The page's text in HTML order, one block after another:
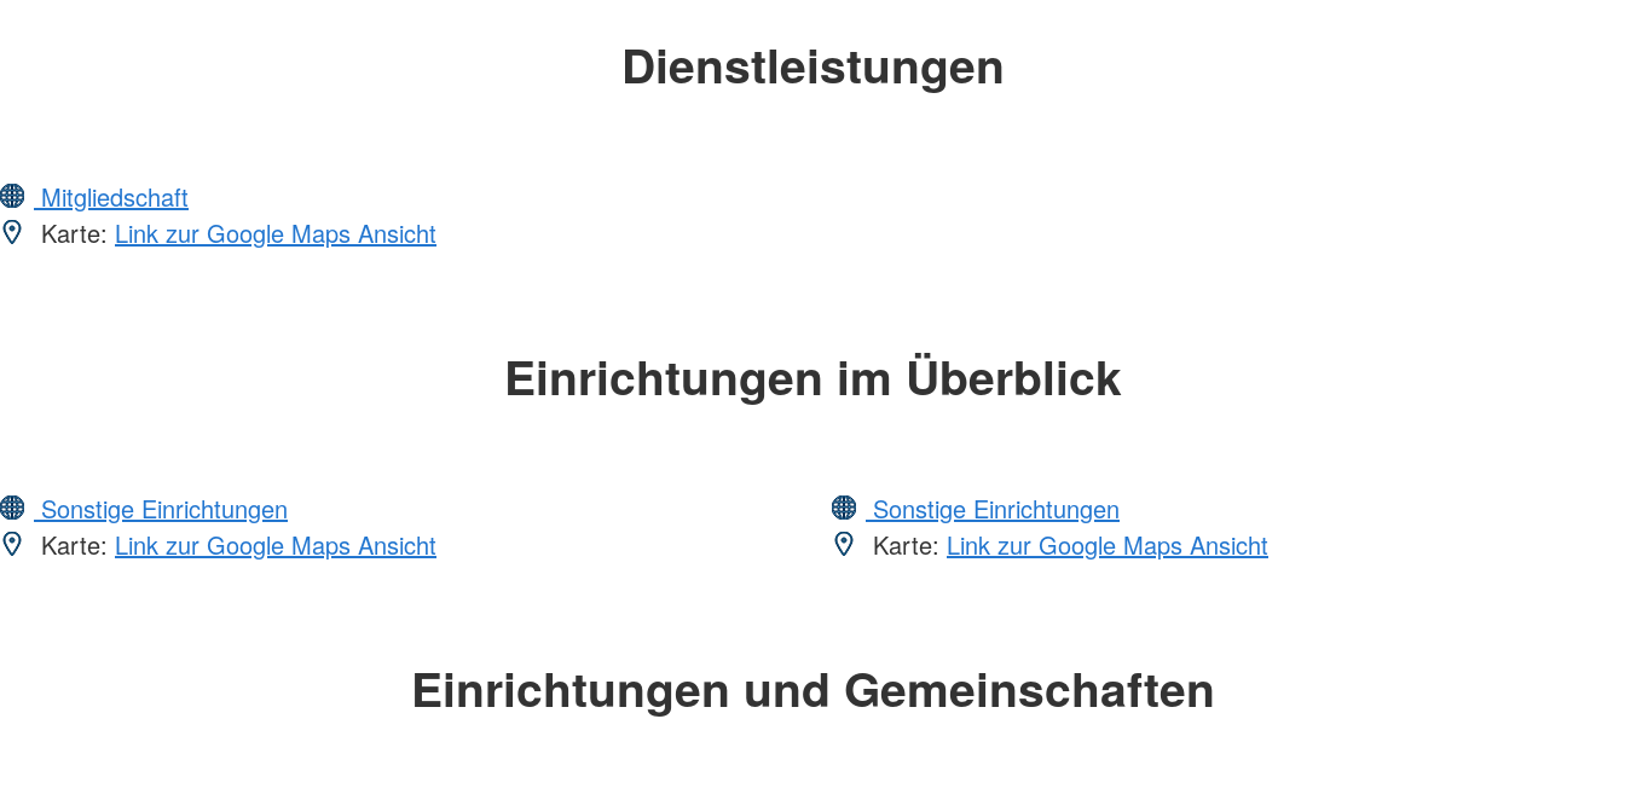
Dienstleistungen
Mitgliedschaft
Karte: Link zur Google Maps Ansicht
Einrichtungen im Überblick
Sonstige Einrichtungen
Karte: Link zur Google Maps Ansicht
Sonstige Einrichtungen
Karte: Link zur Google Maps Ansicht
Einrichtungen und Gemeinschaften